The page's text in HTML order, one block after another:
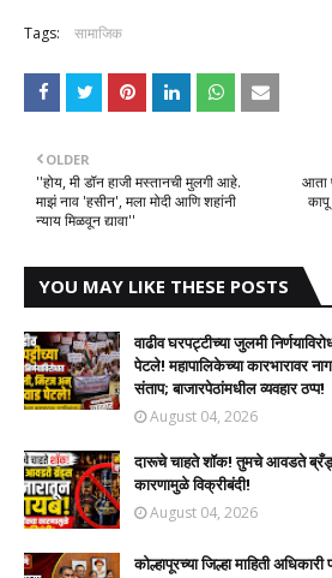
Tags: सामाजिक
आता
OLDER
''होय, मी डॉन हाजी मस्तानची मुलगी आहे.
माझं नाव 'हसीन', मला मोदी आणि शहांनी
न्याय मिळवून द्यावा''
YOU MAY LIKE THESE POSTS
वाढीव घरपट्टीच्या जुलमी
पेटले! महापालिकेच्या कारभारावर
संताप; बाजारपेठांमधील व्यवहार ठप्प!​
August 04, 2026
दारूचे चाहते शॉक! तुमचे आवडते
कारणामुळे विक्रीबंदी!
August 04, 2026
कोल्हापूरच्या जिल्हा माहिती अधिकारी